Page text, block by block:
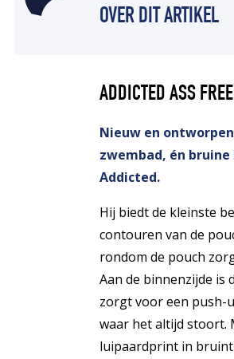
OVER DIT ARTIKEL
ADDICTED ASS
Nieuw en
zwembad, én
Addicted.
Hij biedt de kleinste
contouren van de
rondom de pouch
Aan de binnenzijde is
zorgt voor een push-
waar het altijd stoort.
luipaardprint in